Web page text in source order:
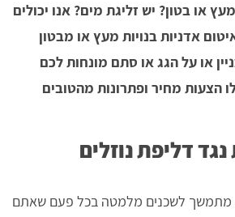
או בטון? יש זליגת מים? אנו יכולים
אדניות בנויות מעץ או מבטון
או על הגג או סתם מונחות לכם
הצעות מחיר ופתרונות מהטובים
דליפת נוזלים
מתמשך לשכנים מלמטה בכל פעם שאתם